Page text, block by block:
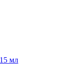
мл